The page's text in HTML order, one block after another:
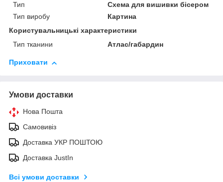
Тип
Схема для вишивки бісером
Тип виробу
Картина
Користувальницькі характеристики
Тип тканини
Атлас/габардин
Приховати
Умови доставки
Нова Пошта
Самовивіз
Доставка УКР ПОШТОЮ
Доставка JustIn
Всі умови доставки